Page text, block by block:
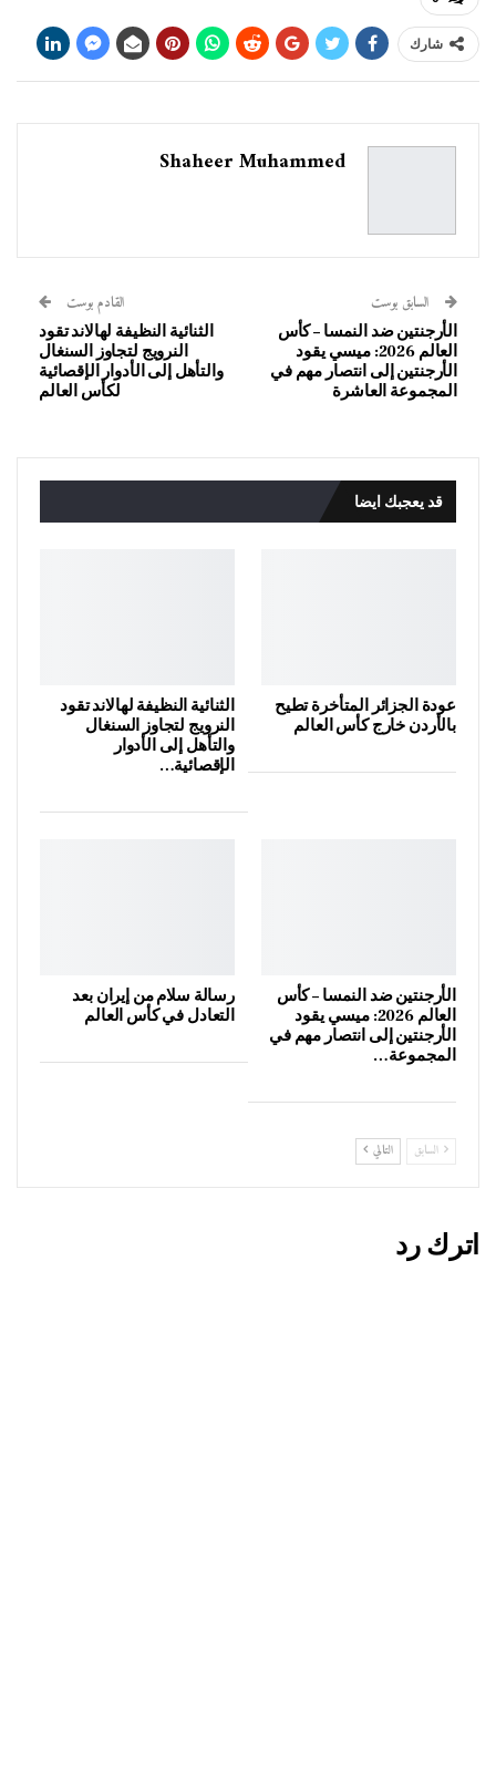
شارك
Shaheer Muhammed
السابق بوست
الأرجنتين ضد النمسا – كأس
العالم 2026: ميسي يقود
الأرجنتين إلى انتصار مهم في
المجموعة العاشرة
القادم بوست
الثنائية النظيفة لهالاند تقود
النرويج لتجاوز السنغال
والتأهل إلى الأدوار الإقصائية
لكأس العالم
قد يعجبك ايضا
عودة الجزائر المتأخرة تطيح
بالأردن خارج كأس العالم
الثنائية النظيفة لهالاند تقود
النرويج لتجاوز السنغال
والتأهل إلى الأدوار
الإقصائية…
الأرجنتين ضد النمسا – كأس
العالم 2026: ميسي يقود
الأرجنتين إلى انتصار مهم في
المجموعة…
رسالة سلام من إيران بعد
التعادل في كأس العالم
السابق التالي
اترك رد